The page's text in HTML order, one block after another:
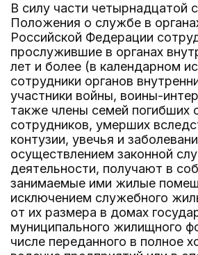
В силу части четырнадцатой
Положения о службе в
Российской Федерации
прослужившие в органах
лет и более (в календарном
сотрудники органов
участники войны, воины-
также члены семей погибших
сотрудников, умерших
контузии, увечья и
осуществлением законной
деятельности, получают в
занимаемые ими жилые
исключением служебного
от их размера в домах
муниципального жилищного
числе переданного в полное